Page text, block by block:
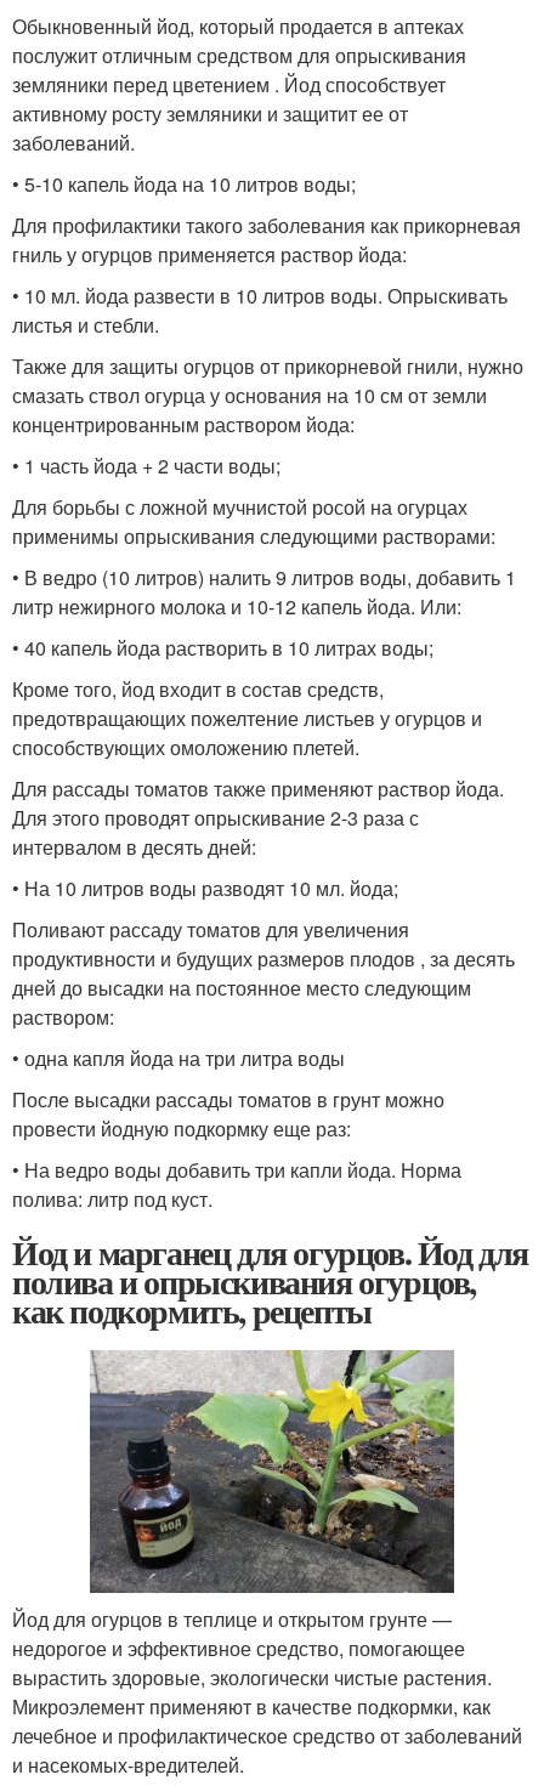
Обыкновенный йод, который продается в аптеках
послужит отличным средством для опрыскивания
земляники перед цветением . Йод способствует
активному росту земляники и защитит ее от
заболеваний.
• 5-10 капель йода на 10 литров воды;
Для профилактики такого заболевания как прикорневая
гниль у огурцов применяется раствор йода:
• 10 мл. йода развести в 10 литров воды. Опрыскивать
листья и стебли.
Также для защиты огурцов от прикорневой гнили, нужно
смазать ствол огурца у основания на 10 см от земли
концентрированным раствором йода:
• 1 часть йода + 2 части воды;
Для борьбы с ложной мучнистой росой на огурцах
применимы опрыскивания следующими растворами:
• В ведро (10 литров) налить 9 литров воды, добавить 1
литр нежирного молока и 10-12 капель йода. Или:
• 40 капель йода растворить в 10 литрах воды;
Кроме того, йод входит в состав средств,
предотвращающих пожелтение листьев у огурцов и
способствующих омоложению плетей.
Для рассады томатов также применяют раствор йода.
Для этого проводят опрыскивание 2-3 раза с
интервалом в десять дней:
• На 10 литров воды разводят 10 мл. йода;
Поливают рассаду томатов для увеличения
продуктивности и будущих размеров плодов , за десять
дней до высадки на постоянное место следующим
раствором:
• одна капля йода на три литра воды
После высадки рассады томатов в грунт можно
провести йодную подкормку еще раз:
• На ведро воды добавить три капли йода. Норма
полива: литр под куст.
Йод и марганец для огурцов. Йод для
полива и опрыскивания огурцов,
как подкормить, рецепты
Йод для огурцов в теплице и открытом грунте —
недорогое и эффективное средство, помогающее
вырастить здоровые, экологически чистые растения.
Микроэлемент применяют в качестве подкормки, как
лечебное и профилактическое средство от заболеваний
и насекомых-вредителей.